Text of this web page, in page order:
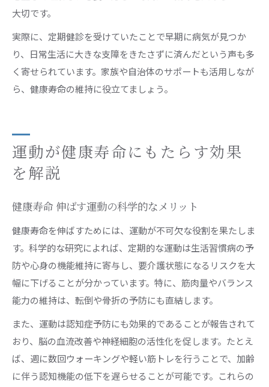
大切です。
実際に、定期健診を受けていたことで早期に病気が見つか
り、日常生活に大きな支障をきたさずに済んだという声も多
く寄せられています。家族や自治体のサポートも活用しなが
ら、健康寿命の維持に役立てましょう。
運動が健康寿命にもたらす効果
を解説
健康寿命 伸ばす運動の科学的なメリット
健康寿命を伸ばすためには、運動が不可欠な役割を果たしま
す。科学的な研究によれば、定期的な運動は生活習慣病の予
防や心身の機能維持に寄与し、要介護状態になるリスクを大
幅に下げることが分かっています。特に、筋肉量やバランス
能力の維持は、転倒や骨折の予防にも直結します。
また、運動は認知症予防にも効果的であることが報告されて
おり、脳の血流改善や神経細胞の活性化を促します。たとえ
ば、週に数回ウォーキングや軽い筋トレを行うことで、加齢
に伴う認知機能の低下を遅らせることが可能です。これらの